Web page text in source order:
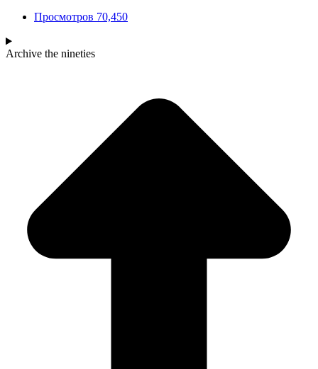
Просмотров 70,450
Archive the nineties